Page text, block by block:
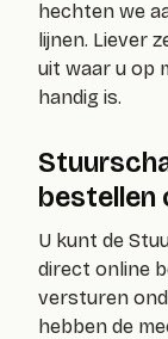
hechten we
lijnen. Liever
uit waar u op
handig is.
bestellen
U kunt de
direct online
versturen
hebben de